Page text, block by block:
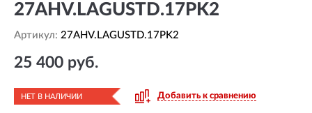
27AHV.LAGUSTD.17PK2
Артикул: 27AHV.LAGUSTD.17PK2
25 400 руб.
НЕТ В НАЛИЧИИ Добавить к сравнению